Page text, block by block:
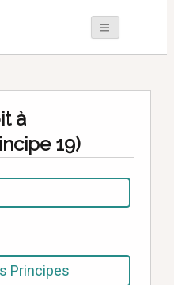
à
19)
Principes